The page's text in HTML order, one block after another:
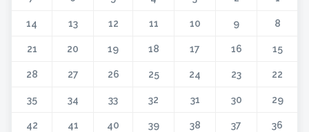
8
9
10
11
12
13
14
15
16
17
18
19
20
21
22
23
24
25
26
27
28
29
30
31
32
33
34
35
36
37
38
39
40
41
42